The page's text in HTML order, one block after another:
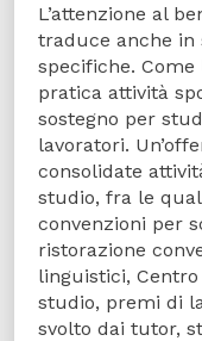
L’attenzione al
traduce anche in
specifiche.
pratica attività
sostegno per
lavoratori.
consolidate
studio, fra le
convenzioni per
ristorazione
linguistici,
studio, premi di
svolto dai tutor,